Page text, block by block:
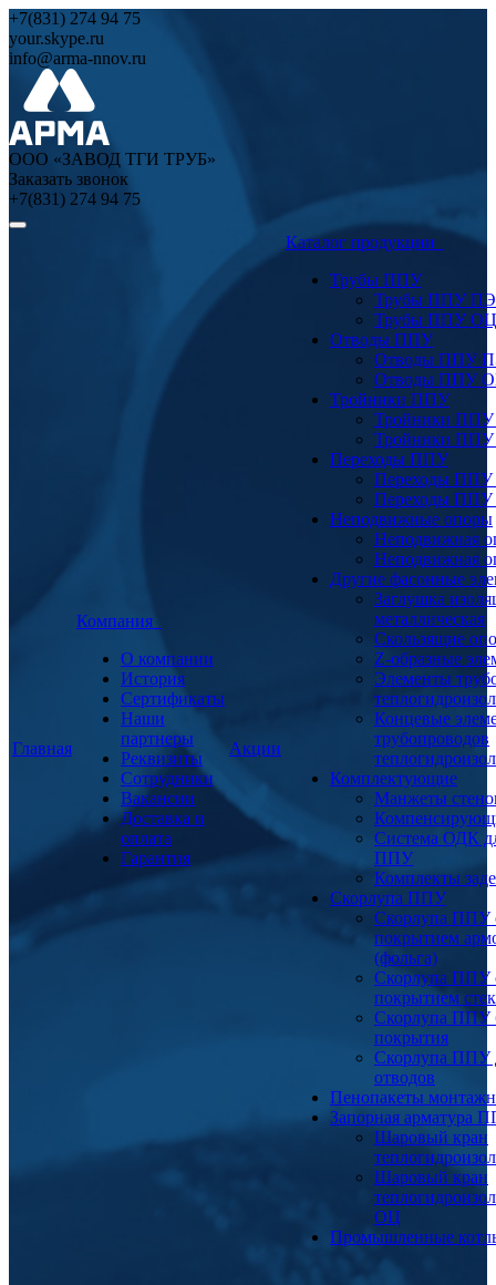
+7(831) 274 94 75
your.skype.ru
info@arma-nnov.ru
ООО «ЗАВОД ТГИ ТРУБ»
Заказать звонок
+7(831) 274 94 75
Главная
Компания
О компании
История
Сертификаты
Наши
партнеры
Реквизиты
Сотрудники
Вакансии
Доставка и
оплата
Гарантия
Акции
Каталог продукции
Трубы ППУ
Трубы ППУ ПЭ
Трубы ППУ ОЦ
Отводы ППУ
Отводы ППУ
Отводы ППУ
Тройники ППУ
Тройники
Тройники
Переходы ППУ
Переходы
Переходы
Неподвижные опоры
Неподвижная
Неподвижная
Другие фасонные
Заглушка
металлическая
Скользящие
Z-образные
Элементы
Концевые
трубопроводов
Комплектующие
Манжеты
Система ОДК
ППУ
Комплекты
Скорлупа ППУ
Скорлупа ППУ
покрытием
(фольга)
Скорлупа ППУ
покрытием
Скорлупа ППУ
покрытия
Скорлупа ППУ
отводов
Пенопакеты
Запорная арматура
Шаровый кран
Шаровый кран
ОЦ
Промышленные